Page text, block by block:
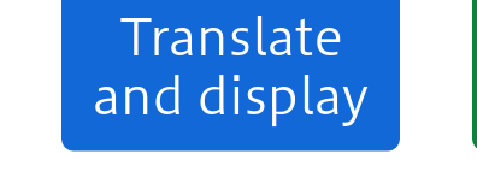
Translate
and display
感の演出